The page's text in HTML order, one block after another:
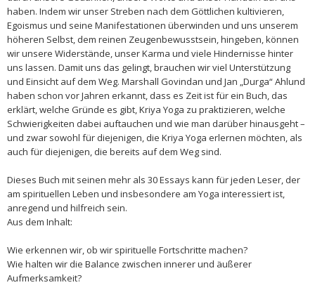
haben. Indem wir unser Streben nach dem Göttlichen kultivieren,
Egoismus und seine Manifestationen überwinden und uns unserem
höheren Selbst, dem reinen Zeugenbewusstsein, hingeben, können
wir unsere Widerstände, unser Karma und viele Hindernisse hinter
uns lassen. Damit uns das gelingt, brauchen wir viel Unterstützung
und Einsicht auf dem Weg. Marshall Govindan und Jan „Durga“ Ahlund
haben schon vor Jahren erkannt, dass es Zeit ist für ein Buch, das
erklärt, welche Gründe es gibt, Kriya Yoga zu praktizieren, welche
Schwierigkeiten dabei auftauchen und wie man darüber hinausgeht –
und zwar sowohl für diejenigen, die Kriya Yoga erlernen möchten, als
auch für diejenigen, die bereits auf dem Weg sind.
Dieses Buch mit seinen mehr als 30 Essays kann für jeden Leser, der
am spirituellen Leben und insbesondere am Yoga interessiert ist,
anregend und hilfreich sein.
Aus dem Inhalt:
Wie erkennen wir, ob wir spirituelle Fortschritte machen?
Wie halten wir die Balance zwischen innerer und äußerer
Aufmerksamkeit?